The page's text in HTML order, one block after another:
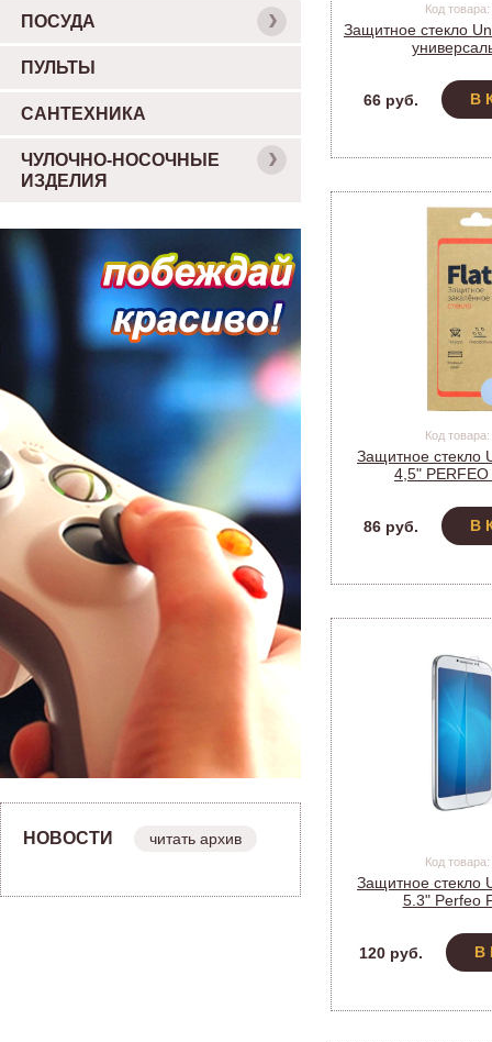
Код
Защитное стекло
66 руб. В
Код
Защитное стекло
4,5"
86 руб.
В
Код
Защитное стекло
5.3" Perfeo
120 руб. В
ПОСУДА
ПУЛЬТЫ
САНТЕХНИКА
ЧУЛОЧНО-НОСОЧНЫЕ
ИЗДЕЛИЯ
НОВОСТИ читать архив